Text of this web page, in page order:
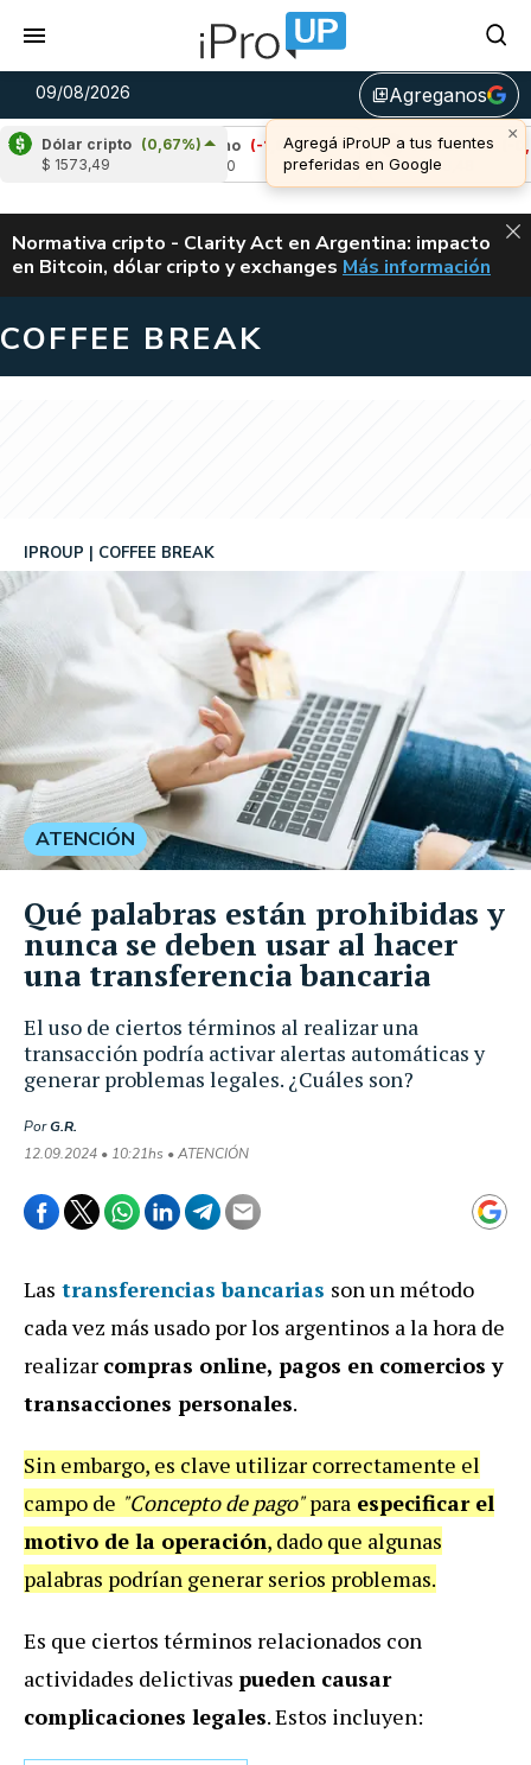
09/08/2026 library_addAgreganos
Dólar cripto (0,67%)
$ 1573,49
Cardano (-1,62%)
Avalanche (-0,43%)
u$s 6,48
ALERTA
Normativa cripto - Clarity Act en Argentina: impacto
en Bitcoin, dólar cripto y exchanges CLARITY ACT EN
Más información
COFFEE BREAK
El uso de ciertos términos al realizar una
transacción podría activar alertas automáticas y
generar problemas legales. ¿Cuáles son?
IPROUP COFFEE BREAK
PorG.R.
12.09.2024 • 10:21hs • ATENCIÓN
ATENCIÓN
Qué palabras están prohibidas y
nunca se deben usar al hacer
una transferencia bancaria
Las transferencias bancarias son un método
cada vez más usado por los argentinos a la hora de
realizar compras online, pagos en comercios y
transacciones personales.
Sin embargo, es clave utilizar correctamente el
campo de "Concepto de pago"para especificar el
motivo de la operación, dado que algunas
palabras podrían generar serios problemas.
Es que ciertos términos relacionados con
actividades delictivas pueden causar
complicaciones legales. Estos incluyen: